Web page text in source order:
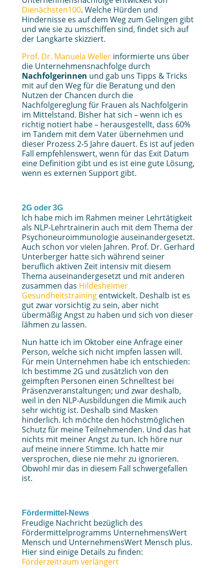
Dienächsten100. Welche Hürden und
Hindernisse es auf dem Weg zum Gelingen gibt
und wie sie zu umschiffen sind, findet sich auf
der Langkarte skizziert.
Prof. Dr. Manuela Wellerinformierte uns über
die Unternehmensnachfolge durch
Nachfolgerinnen und gab uns Tipps & Tricks
mit auf den Weg für die Beratung und den
Nutzen der Chancen durch die
Nachfolgereglung für Frauen als Nachfolgerin
im Mittelstand. Bisher hat sich – wenn ich es
richtig notiert habe – herausgestellt, dass 60%
im Tandem mit dem Vater übernehmen und
dieser Prozess 2-5 Jahre dauert. Es ist auf jeden
Fall empfehlenswert, wenn für das Exit Datum
eine Definition gibt und es ist eine gute Lösung,
wenn es externen Support gibt.
2G oder 3G
Ich habe mich im Rahmen meiner Lehrtätigkeit
als NLP-Lehrtrainerin auch mit dem Thema der
Psychoneuroimmunologie auseinandergesetzt.
Auch schon vor vielen Jahren. Prof. Dr. Gerhard
Unterberger hatte sich während seiner
beruflich aktiven Zeit intensiv mit diesem
Thema auseinandergesetzt und mit anderen
zusammen das Hildesheimer
Gesundheitstrainingentwickelt. Deshalb ist es
gut zwar vorsichtig zu sein, aber nicht
übermäßig Angst zu haben und sich von dieser
lähmen zu lassen.
Nun hatte ich im Oktober eine Anfrage einer
Person, welche sich nicht impfen lassen will.
Für mein Unternehmen habe ich entschieden:
Ich bestimme 2G und zusätzlich von den
geimpften Personen einen Schnelltest bei
Präsenzveranstaltungen; und zwar deshalb,
weil in den NLP-Ausbildungen die Mimik auch
sehr wichtig ist. Deshalb sind Masken
hinderlich. Ich möchte den höchstmöglichen
Schutz für meine Teilnehmenden. Und das hat
nichts mit meiner Angst zu tun. Ich höre nur
auf meine innere Stimme. Ich hatte mir
versprochen, diese nie mehr zu ignorieren.
Obwohl mir das in diesem Fall schwergefallen
ist.
Fördermittel-News
Freudige Nachricht bezüglich des
Fördermittelprogramms UnternehmensWert
Mensch und UnternehmensWert Mensch plus.
Hier sind einige Details zu finden:
Förderzeitraum verlängert